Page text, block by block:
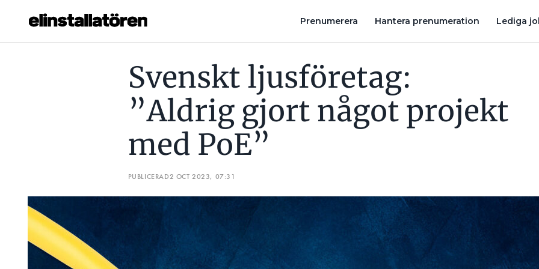
Prenumerera Hantera prenumeration Lediga
Hantera prenumeration
Läs E-tidningen
Om tidningen
Kontakt
Personuppgifter
Svenskt ljusföretag:
”Aldrig gjort något projekt
med PoE”
PUBLICERAD2 OCT 2023, 07:31
SVENSKT LJUSFÖRETAG: ”ALDRIG GJORT NÅGOT PROJEKT MED POE” NU BEHÖVER LADDBOX OCH VÄRMEPUMP